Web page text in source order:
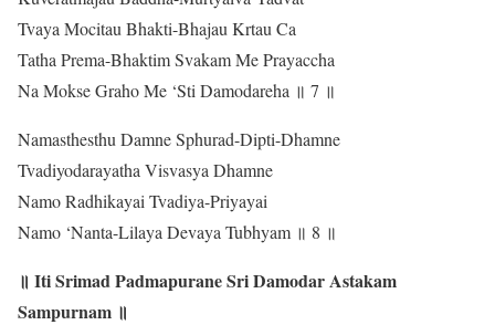
Tvaya Mocitau Bhakti-Bhajau Krtau Ca
Tatha Prema-Bhaktim Svakam Me Prayaccha
Na Mokse Graho Me ‘Sti Damodareha ॥ 7 ॥
Namasthesthu Damne Sphurad-Dipti-Dhamne
Tvadiyodarayatha Visvasya Dhamne
Namo Radhikayai Tvadiya-Priyayai
Namo ‘Nanta-Lilaya Devaya Tubhyam ॥ 8 ॥
॥ Iti Srimad Padmapurane Sri Damodar Astakam
Sampurnam ॥